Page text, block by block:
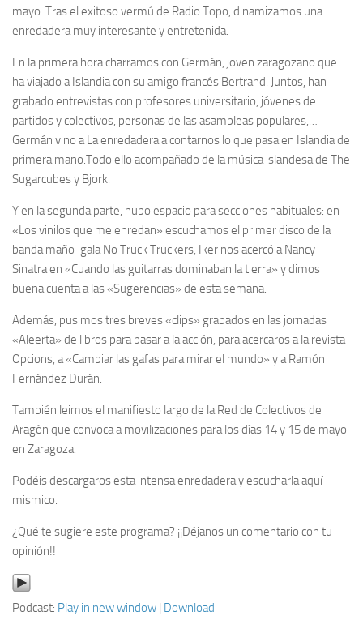
mayo. Tras el exitoso vermú de Radio Topo, dinamizamos una
enredadera muy interesante y entretenida.
En la primera hora charramos con Germán, joven zaragozano que
ha viajado a Islandia con su amigo francés Bertrand. Juntos, han
grabado entrevistas con profesores universitario, jóvenes de
partidos y colectivos, personas de las asambleas populares,…
Germán vino a La enredadera a contarnos lo que pasa en Islandia de
primera mano.Todo ello acompañado de la música islandesa de The
Sugarcubes y Bjork.
Y en la segunda parte, hubo espacio para secciones habituales: en
«Los vinilos que me enredan» escuchamos el primer disco de la
banda maño-gala No Truck Truckers, Iker nos acercó a Nancy
Sinatra en «Cuando las guitarras dominaban la tierra» y dimos
buena cuenta a las «Sugerencias» de esta semana.
Además, pusimos tres breves «clips» grabados en las jornadas
«Aleerta» de libros para pasar a la acción, para acercaros a la revista
Opcions, a «Cambiar las gafas para mirar el mundo» y a Ramón
Fernández Durán.
También leimos el manifiesto largo de la Red de Colectivos de
Aragón que convoca a movilizaciones para los días 14 y 15 de mayo
en Zaragoza.
Podéis descargaros esta intensa enredadera y escucharla aquí
mismico.
¿Qué te sugiere este programa? ¡¡Déjanos un comentario con tu
opinión!!
Podcast: Play in new window | Download